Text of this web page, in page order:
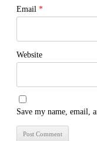
Email *
Website
Save my name, email,